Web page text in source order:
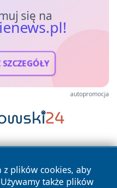
się na
autopromocja
z plików cookies, aby
także plików